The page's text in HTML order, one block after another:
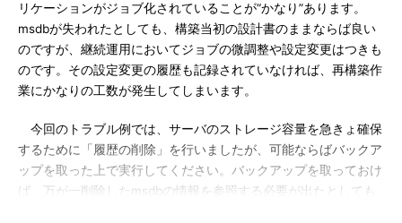
リケーションがジョブ化されていることが“かなり”あります。
msdbが失われたとしても、構築当初の設計書のままならば良い
のですが、継続運用においてジョブの微調整や設定変更はつきも
のです。その設定変更の履歴も記録されていなければ、再構築作
業にかなりの工数が発生してしまいます。
今回のトラブル例では、サーバのストレージ容量を急きょ確保
するために「履歴の削除」を行いましたが、可能ならばバックア
ップを取った上で実行してください。バックアップを取っておけ
ば、万が一削除したmsdbの情報を参照する必要が出たとしても